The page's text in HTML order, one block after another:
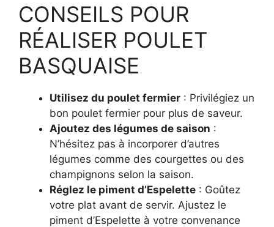
CONSEILS POUR
RÉALISER POULET
BASQUAISE
Utilisez du poulet fermier : Privilégiez un
bon poulet fermier pour plus de saveur.
Ajoutez des légumes de saison :
N’hésitez pas à incorporer d’autres
légumes comme des courgettes ou des
champignons selon la saison.
Réglez le piment d’Espelette : Goûtez
votre plat avant de servir. Ajustez le
piment d’Espelette à votre convenance